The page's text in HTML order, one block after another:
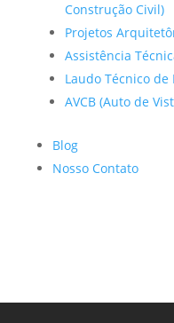
Construção Civil)
Projetos
Assistência
Laudo Técnico
AVCB (Auto de
Blog
Nosso Contato